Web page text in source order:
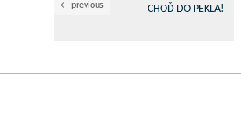
← previous CHOĎ DO PEKLA!